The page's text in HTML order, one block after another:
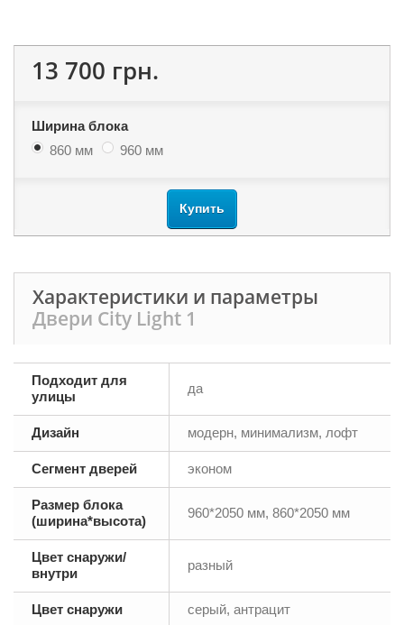
13 700 грн.
Ширина блока
860 мм
960 мм
Купить
Характеристики и параметры
Двери City Light 1
Подходит для
улицы
да
Дизайн модерн, минимализм, лофт
Сегмент дверей эконом
Размер блока
(ширина*высота)
960*2050 мм, 860*2050 мм
Цвет снаружи/
внутри
разный
Цвет снаружи серый, антрацит